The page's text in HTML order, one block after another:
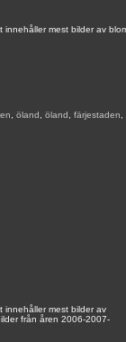
mest bilder av
öland öland färjestaden
innehåller mest bilder av
från åren 2006-2007-